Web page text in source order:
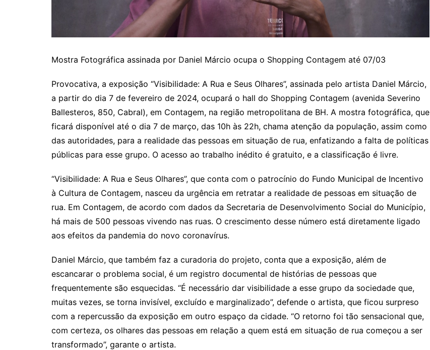
Mostra Fotográfica assinada por Daniel Márcio ocupa o Shopping Contagem até 07/03
Provocativa, a exposição “Visibilidade: A Rua e Seus Olhares”, assinada pelo artista Daniel Márcio,
a partir do dia 7 de fevereiro de 2024, ocupará o hall do Shopping Contagem (avenida Severino
Ballesteros, 850, Cabral), em Contagem, na região metropolitana de BH. A mostra fotográfica, que
ficará disponível até o dia 7 de março, das 10h às 22h, chama atenção da população, assim como
das autoridades, para a realidade das pessoas em situação de rua, enfatizando a falta de políticas
públicas para esse grupo. O acesso ao trabalho inédito é gratuito, e a classificação é livre.
“Visibilidade: A Rua e Seus Olhares”, que conta com o patrocínio do Fundo Municipal de Incentivo
à Cultura de Contagem, nasceu da urgência em retratar a realidade de pessoas em situação de
rua. Em Contagem, de acordo com dados da Secretaria de Desenvolvimento Social do Município,
há mais de 500 pessoas vivendo nas ruas. O crescimento desse número está diretamente ligado
aos efeitos da pandemia do novo coronavírus.
Daniel Márcio, que também faz a curadoria do projeto, conta que a exposição, além de
escancarar o problema social, é um registro documental de histórias de pessoas que
frequentemente são esquecidas. “É necessário dar visibilidade a esse grupo da sociedade que,
muitas vezes, se torna invisível, excluído e marginalizado”, defende o artista, que ficou surpreso
com a repercussão da exposição em outro espaço da cidade. “O retorno foi tão sensacional que,
com certeza, os olhares das pessoas em relação a quem está em situação de rua começou a ser
transformado”, garante o artista.